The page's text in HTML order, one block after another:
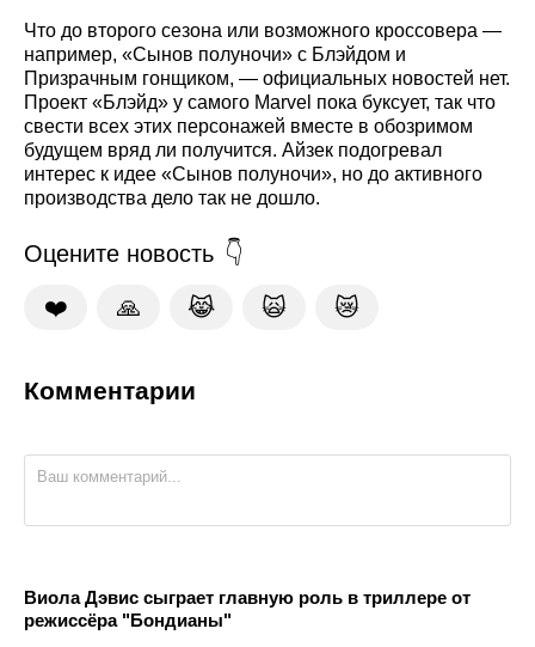
Что до второго сезона или возможного кроссовера —
например, «Сынов полуночи» с Блэйдом и
Призрачным гонщиком, — официальных новостей нет.
Проект «Блэйд» у самого Marvel пока буксует, так что
свести всех этих персонажей вместе в обозримом
будущем вряд ли получится. Айзек подогревал
интерес к идее «Сынов полуночи», но до активного
производства дело так не дошло.
Оцените новость
❤️ 🙏 😹 🙀 😿
Комментарии
Виола Дэвис сыграет главную роль в триллере от
режиссёра "Бондианы"